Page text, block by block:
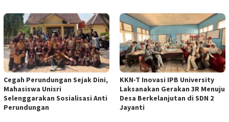
Cegah Perundungan Sejak Dini,
Mahasiswa Unisri
Selenggarakan Sosialisasi Anti
Perundungan
KKN-T Inovasi IPB University
Laksanakan Gerakan 3R Menuju
Desa Berkelanjutan di SDN 2
Jayanti